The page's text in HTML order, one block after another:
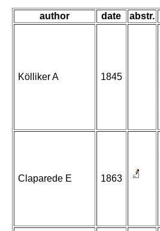
author date abstr.
Kölliker A 1845
Claparede E 1863